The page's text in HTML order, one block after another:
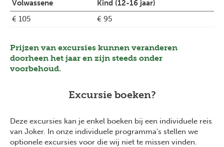
Volwassene
Kind (12-16 jaar)
€ 105
€ 95
Prijzen van excursies kunnen veranderen
doorheen het jaar en zijn steeds onder
voorbehoud.
Excursie boeken?
Deze excursies kan je enkel boeken bij een individuele reis
van Joker. In onze individuele programma's stellen we
optionele excursies voor die wij niet te missen vinden.